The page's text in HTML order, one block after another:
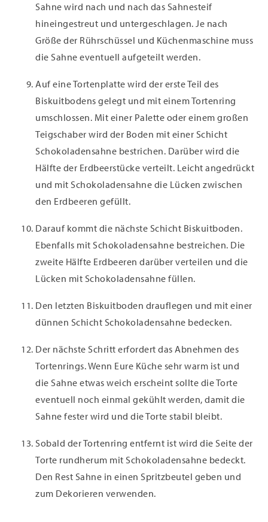
Sahne wird nach und nach das Sahnesteif
hineingestreut und untergeschlagen. Je nach
Größe der Rührschüssel und Küchenmaschine muss
die Sahne eventuell aufgeteilt werden.
Auf eine Tortenplatte wird der erste Teil des
Biskuitbodens gelegt und mit einem Tortenring
umschlossen. Mit einer Palette oder einem großen
Teigschaber wird der Boden mit einer Schicht
Schokoladensahne bestrichen. Darüber wird die
Hälfte der Erdbeerstücke verteilt. Leicht angedrückt
und mit Schokoladensahne die Lücken zwischen
den Erdbeeren gefüllt.
Darauf kommt die nächste Schicht Biskuitboden.
Ebenfalls mit Schokoladensahne bestreichen. Die
zweite Hälfte Erdbeeren darüber verteilen und die
Lücken mit Schokoladensahne füllen.
Den letzten Biskuitboden drauflegen und mit einer
dünnen Schicht Schokoladensahne bedecken.
Der nächste Schritt erfordert das Abnehmen des
Tortenrings. Wenn Eure Küche sehr warm ist und
die Sahne etwas weich erscheint sollte die Torte
eventuell noch einmal gekühlt werden, damit die
Sahne fester wird und die Torte stabil bleibt.
Sobald der Tortenring entfernt ist wird die Seite der
Torte rundherum mit Schokoladensahne bedeckt.
Den Rest Sahne in einen Spritzbeutel geben und
zum Dekorieren verwenden.